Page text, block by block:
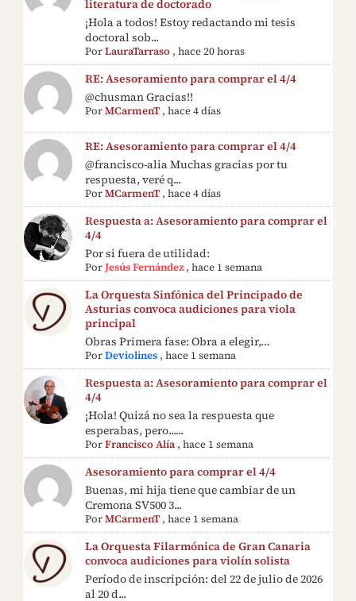
literatura de doctorado
¡Hola a todos! Estoy redactando mi tesis
doctoral sob...
PorLauraTarraso ,hace 20 horas
RE: Asesoramiento para comprar el 4/4
@chusman Gracias!!
PorMCarmenT,hace 4 días
RE: Asesoramiento para comprar el 4/4
@francisco-alia Muchas gracias por tu
respuesta, veré q...
PorMCarmenT,hace 4 días
Respuesta a: Asesoramiento para comprar el
4/4
Por si fuera de utilidad:
PorJesús Fernández ,hace 1 semana
La Orquesta Sinfónica del Principado de
Asturias convoca audiciones para viola
principal
Obras Primera fase: Obra a elegir,…
PorDeviolines ,hace 1 semana
Respuesta a: Asesoramiento para comprar el
4/4
¡Hola! Quizá no sea la respuesta que
esperabas, pero......
PorFrancisco Alía ,hace 1 semana
Asesoramiento para comprar el 4/4
Buenas, mi hija tiene que cambiar de un
Cremona SV500 3...
PorMCarmenT,hace 1 semana
La Orquesta Filarmónica de Gran Canaria
convoca audiciones para violín solista
Período de inscripción: del 22 de julio de 2026
al 20 d...